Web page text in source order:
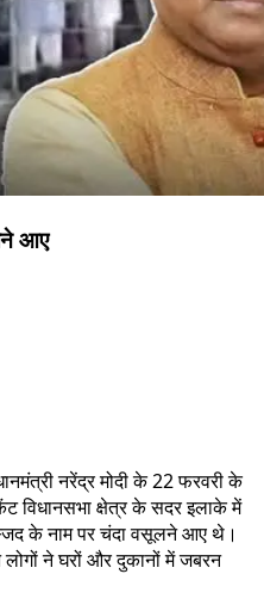
आए
नरेंद्र मोदी के 22 फरवरी के
विधानसभा क्षेत्र के सदर इलाके में
के नाम पर चंदा वसूलने आए थे।
लोगों ने घरों और दुकानों में जबरन